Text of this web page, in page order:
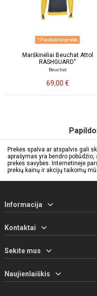
Paskutinė prekė
Marškinėliai Beuchat Attol
RASHGUARD"
Beuchat
69,00 €
Prekės spalva ar atspalvis gali
aprašymas yra bendro
prekės savybės. Internetinėje
prekių kainų ir akcijų taikomų
Informacija
Kontaktai
Sekite mus
Naujienlaiškis